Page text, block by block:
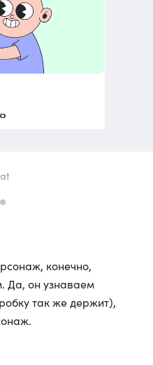
конечно,
Да, он узнаваем
так же держит),